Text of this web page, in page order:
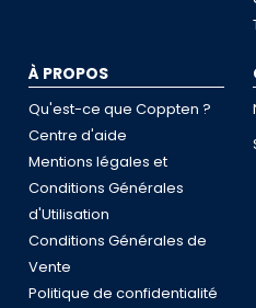
À PROPOS
Qu'est-ce que Coppten ?
Centre d'aide
Mentions légales et
Conditions Générales
d'Utilisation
Conditions Générales de
Vente
Politique de confidentialité